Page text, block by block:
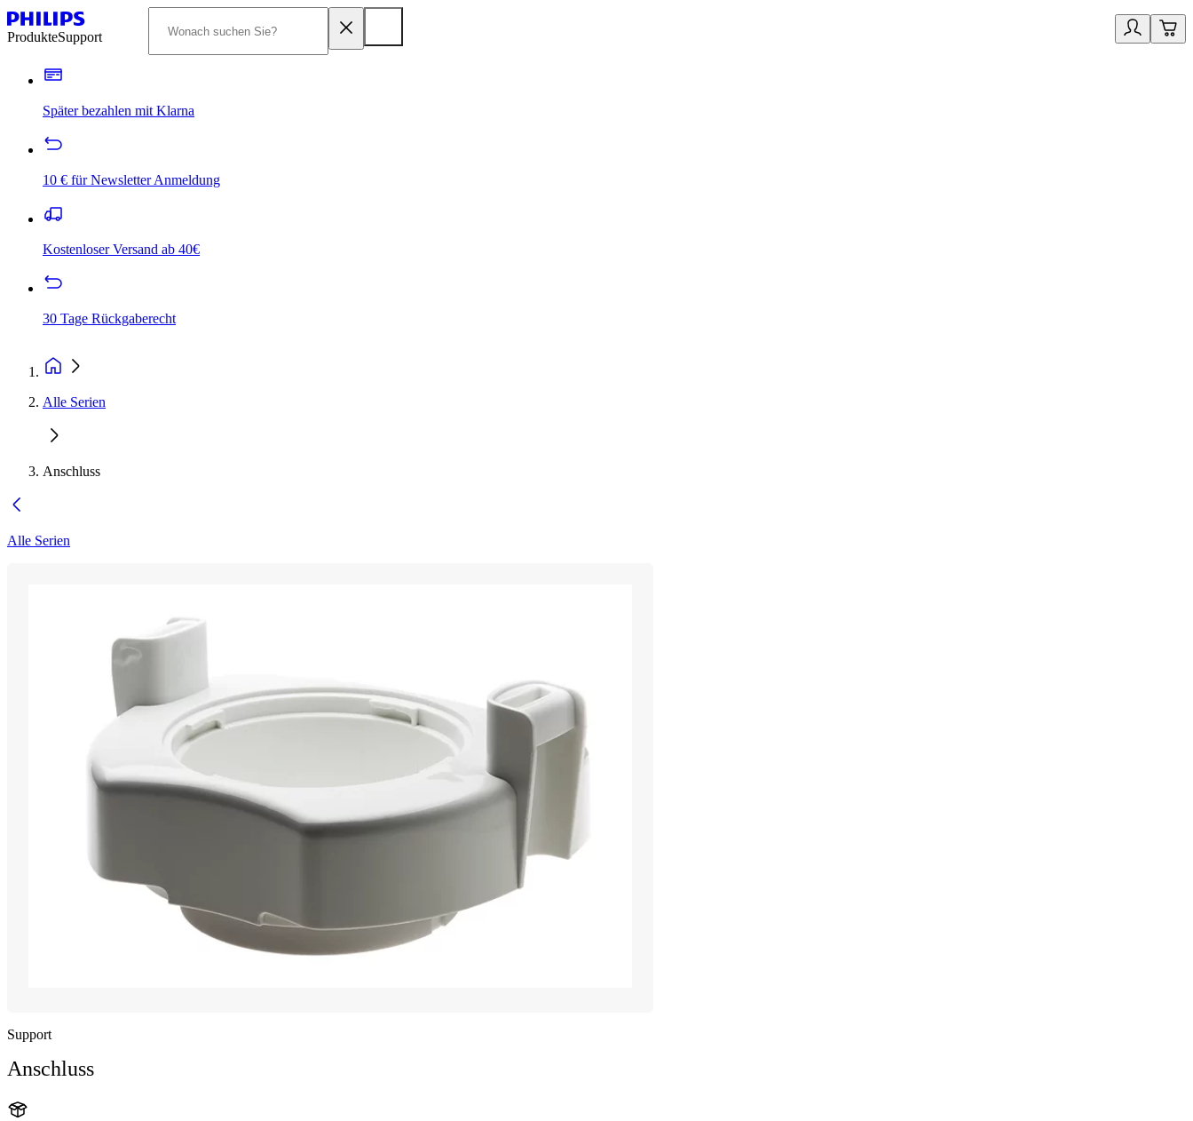
ProdukteSupport
Später bezahlen mit Klarna
10 € für Newsletter Anmeldung
Kostenloser Versand ab 40€
30 Tage Rückgaberecht
Alle Serien
Anschluss
Alle Serien
Support
Anschluss